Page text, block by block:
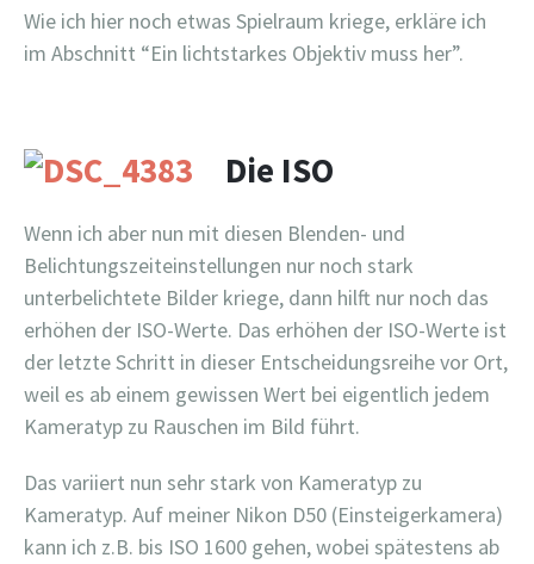
Wie ich hier noch etwas Spielraum kriege, erkläre ich
im Abschnitt “Ein lichtstarkes Objektiv muss her”.
Die ISO
Wenn ich aber nun mit diesen Blenden- und
Belichtungszeiteinstellungen nur noch stark
unterbelichtete Bilder kriege, dann hilft nur noch das
erhöhen der ISO-Werte. Das erhöhen der ISO-Werte ist
der letzte Schritt in dieser Entscheidungsreihe vor Ort,
weil es ab einem gewissen Wert bei eigentlich jedem
Kameratyp zu Rauschen im Bild führt.
Das variiert nun sehr stark von Kameratyp zu
Kameratyp. Auf meiner Nikon D50 (Einsteigerkamera)
kann ich z.B. bis ISO 1600 gehen, wobei spätestens ab